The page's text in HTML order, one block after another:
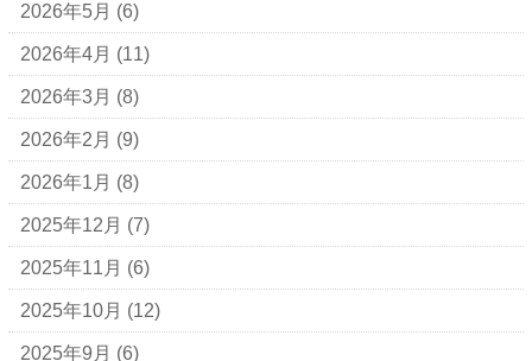
2026年5月 (6)
2026年4月 (11)
2026年3月 (8)
2026年2月 (9)
2026年1月 (8)
2025年12月 (7)
2025年11月 (6)
2025年10月 (12)
2025年9月 (6)